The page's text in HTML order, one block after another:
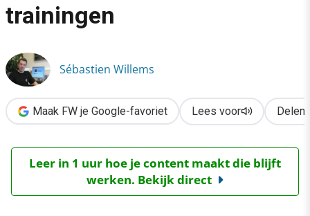
Eduhub: vergelijkingssite voor opleidingen en trainingen
trainingen
Sébastien Willems
Maak FW je Google-favoriet Lees voor Delen
Leer in 1 uur hoe je content maakt die blijft
werken. Bekijk direct